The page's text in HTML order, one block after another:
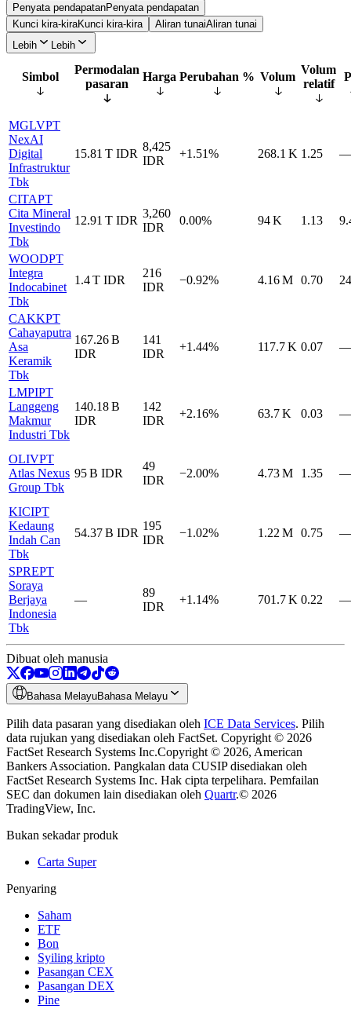
Penyata pendapatanPenyata pendapatan
Kunci kira-kiraKunci kira-kira Aliran tunaiAliran tunai
Lebih
Lebih
Simbol
Permodalan
pasaran
Harga Perubahan % Volum
Volum
relatif
MGLVPT
NexAI
Digital
Infrastruktur
Tbk
15.81 T IDR
8,425
IDR
+1.51% 268.1 K 1.25 —
CITAPT
Cita Mineral
Investindo
Tbk
12.91 T IDR
3,260
IDR
0.00% 94 K 1.13
WOODPT
Integra
Indocabinet
Tbk
1.4 T IDR
216
IDR
−0.92% 4.16 M 0.70
CAKKPT
Cahayaputra
Asa
Keramik
Tbk
167.26 B
IDR
141
IDR
+1.44% 117.7 K 0.07 —
LMPIPT
Langgeng
Makmur
Industri Tbk
140.18 B
IDR
142
IDR
+2.16% 63.7 K 0.03 —
OLIVPT
Atlas Nexus
Group Tbk
95 B IDR
49
IDR
−2.00% 4.73 M 1.35 —
KICIPT
Kedaung
Indah Can
Tbk
54.37 B IDR
195
IDR
−1.02% 1.22 M 0.75 —
SPREPT
Soraya
Berjaya
Indonesia
Tbk
—
89
IDR
+1.14% 701.7 K 0.22 —
Dibuat oleh manusia
Bahasa MelayuBahasa Melayu
Pilih data pasaran yang disediakan oleh ICE Data Services. Pilih
data rujukan yang disediakan oleh FactSet. Copyright © 2026
FactSet Research Systems Inc.Copyright © 2026, American
Bankers Association. Pangkalan data CUSIP disediakan oleh
FactSet Research Systems Inc. Hak cipta terpelihara. Pemfailan
SEC dan dokumen lain disediakan oleh Quartr.© 2026
TradingView, Inc.
Bukan sekadar produk
Carta Super
Penyaring
Saham
ETF
Bon
Syiling kripto
Pasangan CEX
Pasangan DEX
Pine